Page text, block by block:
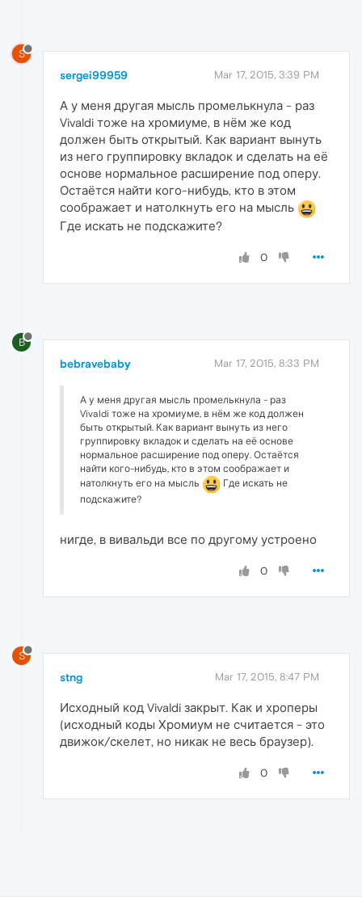
S
sergei99959 Mar 17, 2015, 3:39 PM
А у меня другая мысль промелькнула - раз
Vivaldi тоже на хромиуме, в нём же код
должен быть открытый. Как вариант вынуть
из него группировку вкладок и сделать на её
основе нормальное расширение под оперу.
Остаётся найти кого-нибудь, кто в этом
соображает и натолкнуть его на мысль
Где искать не подскажите?
0
B
bebravebaby Mar 17, 2015, 8:33 PM
А у меня другая мысль промелькнула - раз
Vivaldi тоже на хромиуме, в нём же код должен
быть открытый. Как вариант вынуть из него
группировку вкладок и сделать на её основе
нормальное расширение под оперу. Остаётся
найти кого-нибудь, кто в этом соображает и
натолкнуть его на мысль
Где искать не
подскажите?
нигде, в вивальди все по другому устроено
0
S
stng Mar 17, 2015, 8:47 PM
Исходный код Vivaldi закрыт. Как и хроперы
(исходный коды Хромиум не считается - это
движок/скелет, но никак не весь браузер).
0